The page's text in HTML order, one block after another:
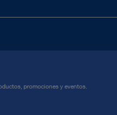
promociones y eventos.